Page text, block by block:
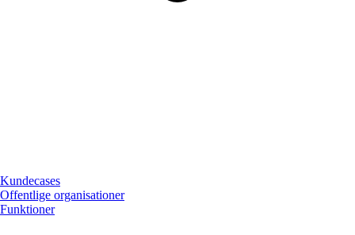
Kundecases
Offentlige organisationer
Funktioner